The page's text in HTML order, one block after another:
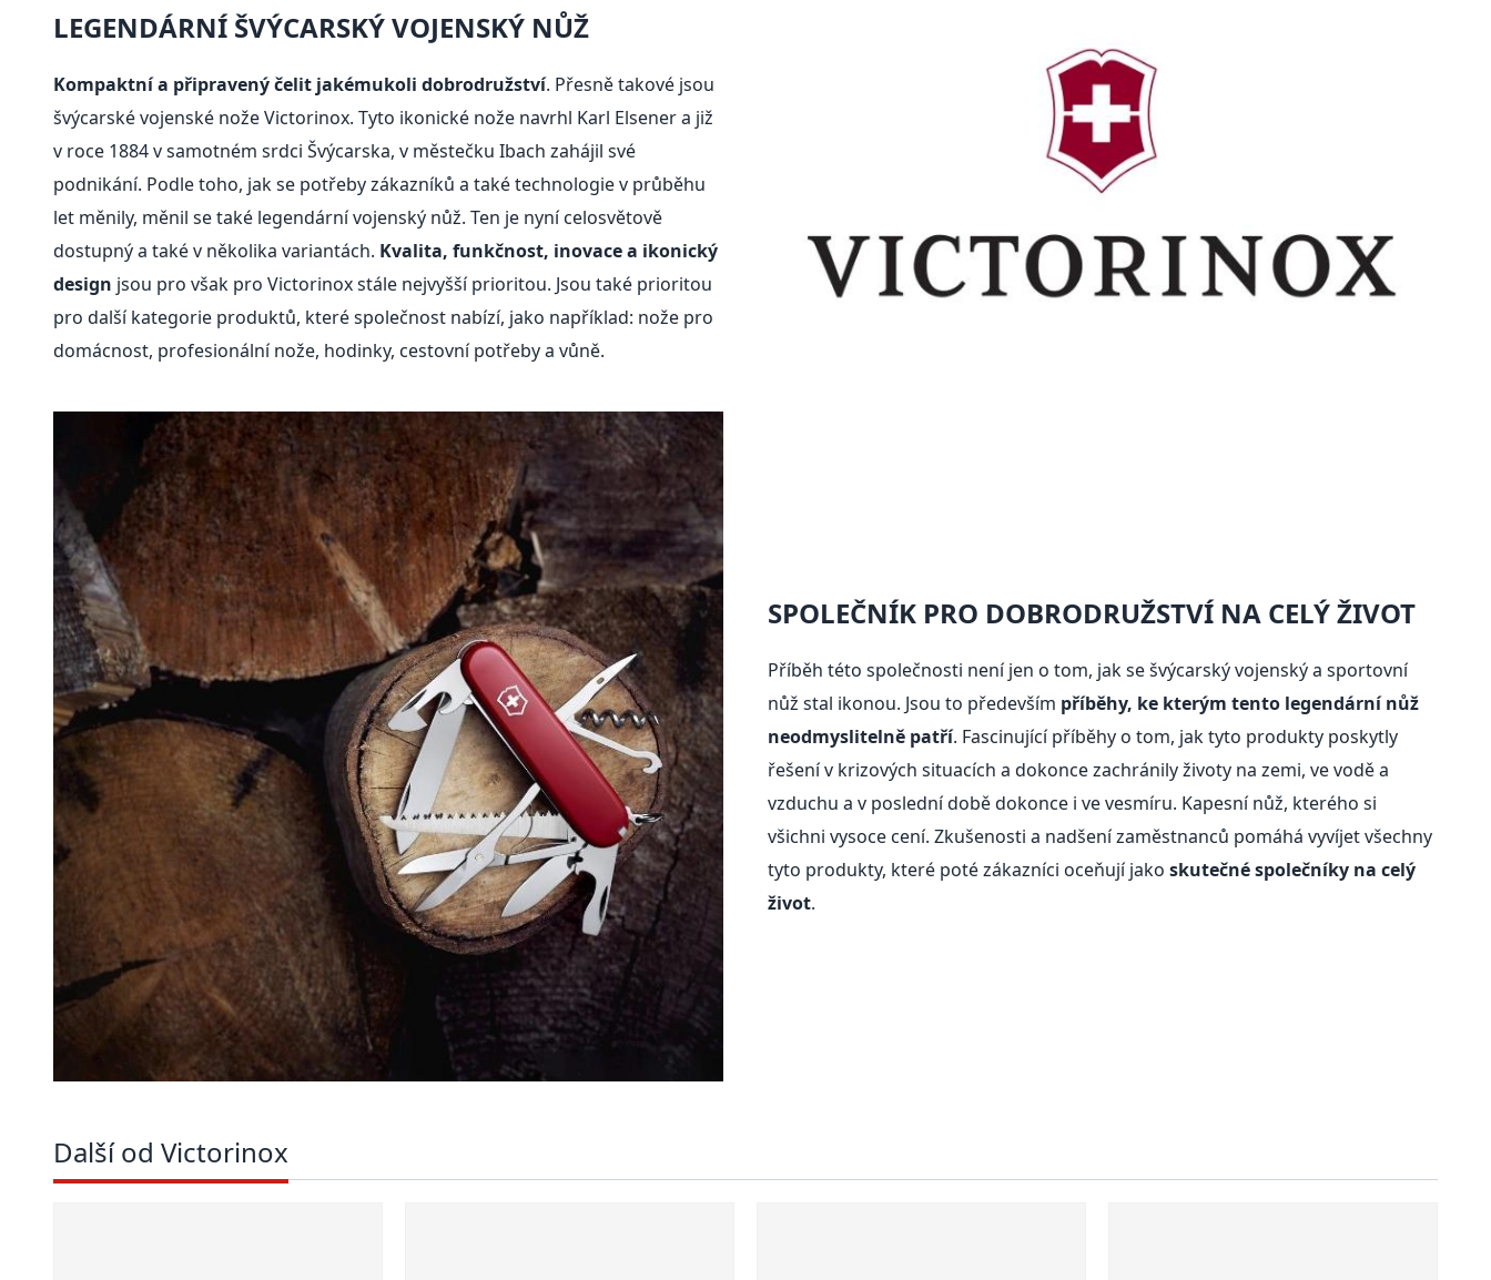
LEGENDÁRNÍ ŠVÝCARSKÝ VOJENSKÝ NŮŽ
Kompaktní a připravený čelit jakémukoli dobrodružství. Přesně takové jsou
švýcarské vojenské nože Victorinox. Tyto ikonické nože navrhl Karl Elsener a již
v roce 1884 v samotném srdci Švýcarska, v městečku Ibach zahájil své
podnikání. Podle toho, jak se potřeby zákazníků a také technologie v průběhu
let měnily, měnil se také legendární vojenský nůž. Ten je nyní celosvětově
dostupný a také v několika variantách. Kvalita, funkčnost, inovace a ikonický
design jsou pro však pro Victorinox stále nejvyšší prioritou. Jsou také prioritou
pro další kategorie produktů, které společnost nabízí, jako například: nože pro
domácnost, profesionální nože, hodinky, cestovní potřeby a vůně.
SPOLEČNÍK PRO DOBRODRUŽSTVÍ NA CELÝ ŽIVOT
Příběh této společnosti není jen o tom, jak se švýcarský vojenský a sportovní
nůž stal ikonou. Jsou to především příběhy, ke kterým tento legendární nůž
neodmyslitelně patří. Fascinující příběhy o tom, jak tyto produkty poskytly
řešení v krizových situacích a dokonce zachránily životy na zemi, ve vodě a
vzduchu a v poslední době dokonce i ve vesmíru. Kapesní nůž, kterého si
všichni vysoce cení. Zkušenosti a nadšení zaměstnanců pomáhá vyvíjet všechny
tyto produkty, které poté zákazníci oceňují jako skutečné společníky na celý
život.
Další od Victorinox